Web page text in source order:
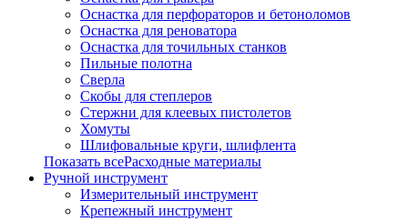
Оснастка для перфораторов и бетоноломов
Оснастка для реноватора
Оснастка для точильных станков
Пильные полотна
Сверла
Скобы для степлеров
Стержни для клеевых пистолетов
Хомуты
Шлифовальные круги, шлифлента
Показать всеРасходные материалы
Ручной инструмент
Измерительный инструмент
Крепежный инструмент